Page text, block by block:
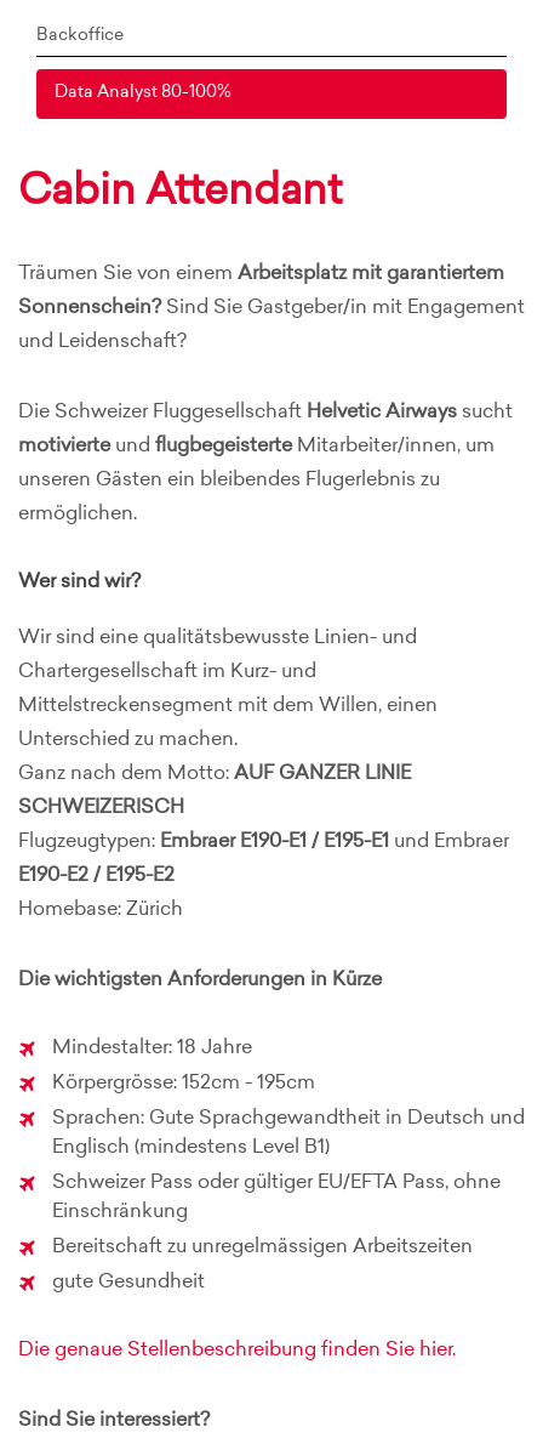
Backoffice
Data Analyst 80-100%
Cabin Attendant
Träumen Sie von einem Arbeitsplatz mit garantiertem
Sonnenschein?Sind Sie Gastgeber/in mit Engagement
und Leidenschaft?
Die Schweizer Fluggesellschaft Helvetic Airways sucht
motivierteund flugbegeisterteMitarbeiter/innen, um
unseren Gästen ein bleibendes Flugerlebnis zu
ermöglichen.
Wer sind wir?
Wir sind eine qualitätsbewusste Linien- und
Chartergesellschaft im Kurz- und
Mittelstreckensegment mit dem Willen, einen
Unterschied zu machen.
Ganz nach dem Motto: AUF GANZER LINIE
SCHWEIZERISCH
Flugzeugtypen: Embraer E190-E1 / E195-E1 und Embraer
E190-E2 / E195-E2
Homebase: Zürich
Die wichtigsten Anforderungen in Kürze
Mindestalter: 18 Jahre
Körpergrösse: 152cm - 195cm
Sprachen: Gute Sprachgewandtheit in Deutsch und
Englisch (mindestens Level B1)
Schweizer Pass oder gültiger EU/EFTA Pass, ohne
Einschränkung
Bereitschaft zu unregelmässigen Arbeitszeiten
gute Gesundheit
Die genaue Stellenbeschreibung finden Sie hier.
Sind Sie interessiert?